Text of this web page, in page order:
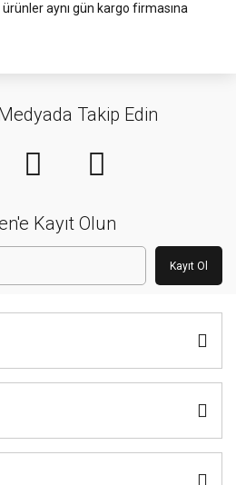
aynı gün kargo firmasına
Takip Edin
Kayıt Olun
Kayıt Ol